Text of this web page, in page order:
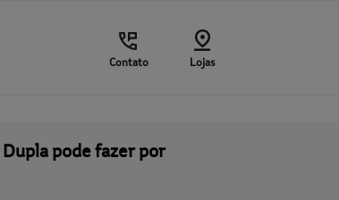
Contato Lojas
pode fazer por